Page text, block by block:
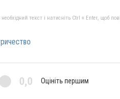
текст і натисніть Ctrl + Enter, щоб
0,0 Оцініть першим